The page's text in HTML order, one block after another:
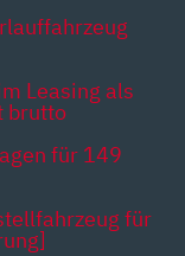
Leasing als
brutto
für 149
für